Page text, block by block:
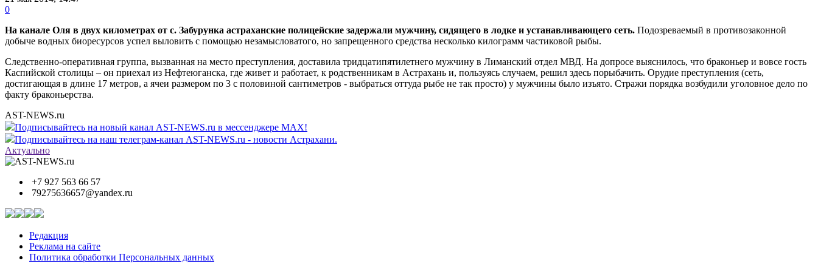
0
На канале Оля в двух километрах от с. Забурунка астраханские полицейские задержали мужчину, сидящего в лодке и устанавливающего сеть. Подозреваемый в противозаконной
добыче водных биоресурсов успел выловить с помощью незамысловатого, но запрещенного средства несколько килограмм частиковой рыбы.
Следственно-оперативная группа, вызванная на место преступления, доставила тридцатипятилетнего мужчину в Лиманский отдел МВД. На допросе выяснилось, что браконьер и вовсе гость
Каспийской столицы – он приехал из Нефтеюганска, где живет и работает, к родственникам в Астрахань и, пользуясь случаем, решил здесь порыбачить. Орудие преступления (сеть,
достигающая в длине 17 метров, а ячеи размером по 3 с половиной сантиметров - выбраться оттуда рыбе не так просто) у мужчины было изъято. Стражи порядка возбудили уголовное дело по
факту браконьерства.
AST-NEWS.ru
Подписывайтесь на новый канал AST-NEWS.ru в мессенджере MAX!
Подписывайтесь на наш телеграм-канал AST-NEWS.ru - новости Астрахани.
Актуально
+7 927 563 66 57
79275636657@yandex.ru
Редакция
Реклама на сайте
Политика обработки Персональных данных